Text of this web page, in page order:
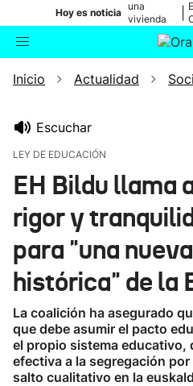
Hoy es noticia
una
vivienda
de Bilbao
Buscador
Inicio Actualidad
Escuchar
LEY DE EDUCACIÓN
EH Bildu llama
rigor y
para "una
histórica" de la
La coalición ha asegurado
que debe asumir el pacto
el propio sistema educativo,
efectiva a la segregación
salto cualitativo en la